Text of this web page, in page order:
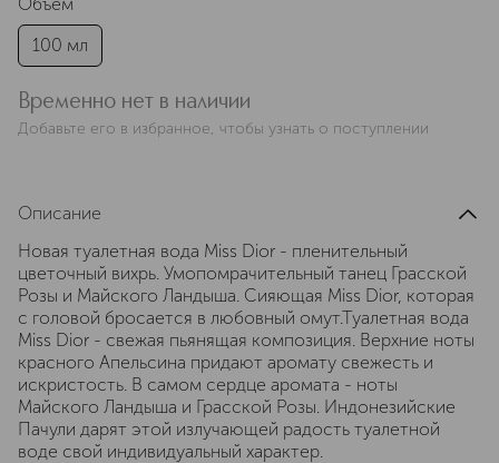
100 мл
Временно нет в наличии
Добавьте его в избранное, чтобы узнать о поступлении
Описание
Новая туалетная вода Miss Dior - пленительный
цветочный вихрь. Умопомрачительный танец Грасской
Розы и Майского Ландыша. Сияющая Miss Dior, которая
с головой бросается в любовный омут.Туалетная вода
Miss Dior - свежая пьянящая композиция. Верхние ноты
красного Апельсина придают аромату свежесть и
искристость. В самом сердце аромата - ноты
Майского Ландыша и Грасской Розы. Индонезийские
Пачули дарят этой излучающей радость туалетной
воде свой индивидуальный характер.